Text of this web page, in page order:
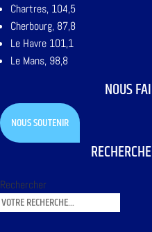
Chartres, 104,5
Cherbourg, 87,8
Le Havre 101,1
Le Mans, 98,8
NOUS
NOUS SOUTENIR
Rechercher